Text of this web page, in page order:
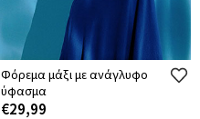
Φόρεμα μάξι με ανάγλυφο
ύφασμα
€29,99